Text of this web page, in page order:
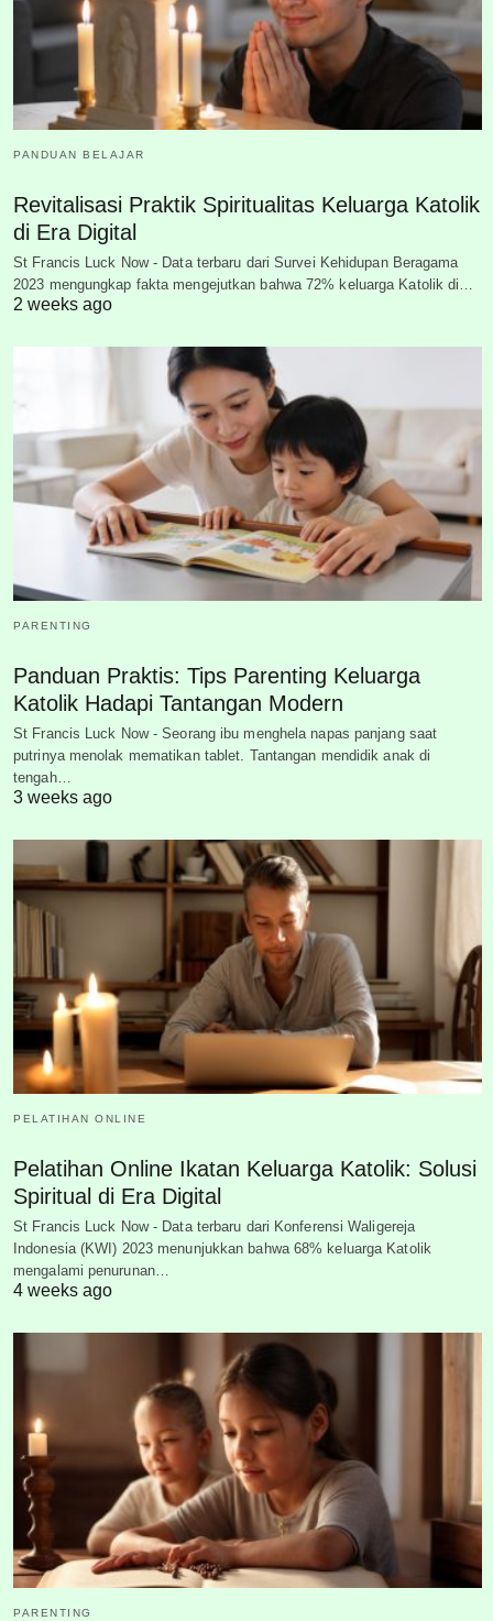
PANDUAN BELAJAR
Revitalisasi Praktik Spiritualitas Keluarga Katolik
di Era Digital
St Francis Luck Now - Data terbaru dari Survei Kehidupan Beragama
2023 mengungkap fakta mengejutkan bahwa 72% keluarga Katolik di…
2 weeks ago
PARENTING
Panduan Praktis: Tips Parenting Keluarga
Katolik Hadapi Tantangan Modern
St Francis Luck Now - Seorang ibu menghela napas panjang saat
putrinya menolak mematikan tablet. Tantangan mendidik anak di
tengah…
3 weeks ago
PELATIHAN ONLINE
Pelatihan Online Ikatan Keluarga Katolik: Solusi
Spiritual di Era Digital
St Francis Luck Now - Data terbaru dari Konferensi Waligereja
Indonesia (KWI) 2023 menunjukkan bahwa 68% keluarga Katolik
mengalami penurunan…
4 weeks ago
PARENTING